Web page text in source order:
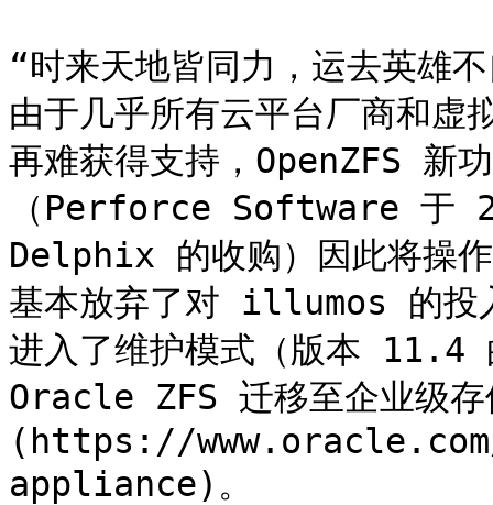
“时来天地皆同力，运去英雄
由于几乎所有云平台厂商和
再难获得支持，OpenZFS
（Perforce Software 于
Delphix 的收购）因此将
基本放弃了对 illumos 的
进入了维护模式（版本 11.4
Oracle ZFS 迁移至企业级
(https://
appliance)。